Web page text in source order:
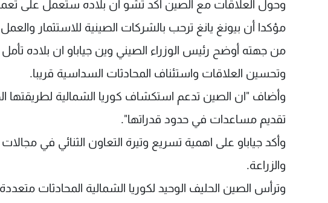
وحول العلاقات مع الصين اكد تشو ان بلاده ستعمل على
مؤكدا أن بيونغ يانغ ترحب بالشركات الصينية للاستثمار والعمل
من جهته أوضح رئيس الوزراء الصيني وين جياباو ان بلاده
وتحسين العلاقات واستئناف المحادثات السداسية قريبا.
وأضاف "ان الصين تدعم استكشاف كوريا الشمالية لطريقتها
تقديم مساعدات في حدود قدراتها".
وأكد جياباو على اهمية تسريع وتيرة التعاون الثنائي في مجالات
والزراعة.
وترأس الصين الحليف الوحيد لكوريا الشمالية المحادثات